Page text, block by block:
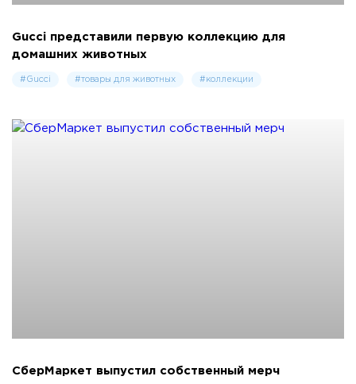
Gucci представили первую коллекцию для
домашних животных
#Gucci #товары для животных #коллекции
СберМаркет выпустил собственный мерч